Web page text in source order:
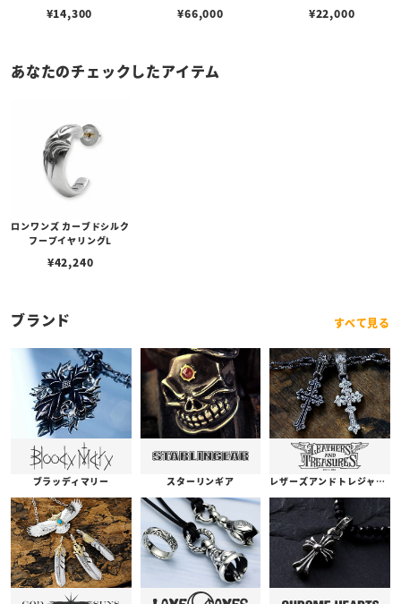
¥14,300 ¥66,000 ¥22,000
あなたのチェックしたアイテム
ロンワンズ カーブドシルク
フープイヤリングL
¥42,240
ブランド すべて見る
ブラッディマリー スターリンギア レザーズアンドトレジャーズ